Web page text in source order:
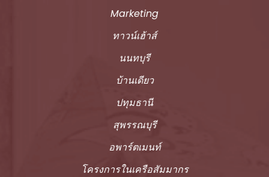
Marketing
ทาวน์เฮ้าส์
นนทบุรี
บ้านเดียว
ปทุมธานี
สุพรรณบุรี
อพาร์ตเมนท์
โครงการในเครือสัมมากร